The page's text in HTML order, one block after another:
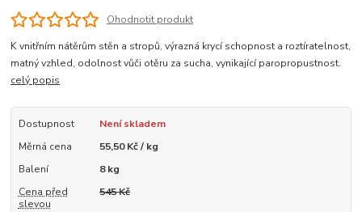
Ohodnotit produkt
K vnitřním nátěrům stěn a stropů, výrazná krycí schopnost a roztíratelnost,
matný vzhled, odolnost vůči otěru za sucha, vynikající paropropustnost.
celý popis
Dostupnost
Není skladem
Měrná cena
55,50 Kč / kg
Balení
8 kg
Cena před
slevou
545 Kč